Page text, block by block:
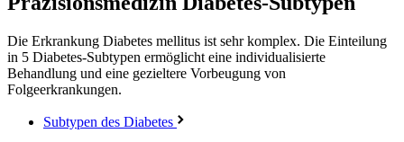
Die Erkrankung Diabetes mellitus ist sehr komplex. Die Einteilung
in 5 Diabetes-Subtypen ermöglicht eine individualisierte
Behandlung und eine gezieltere Vorbeugung von
Folgeerkrankungen.
Subtypen des Diabetes